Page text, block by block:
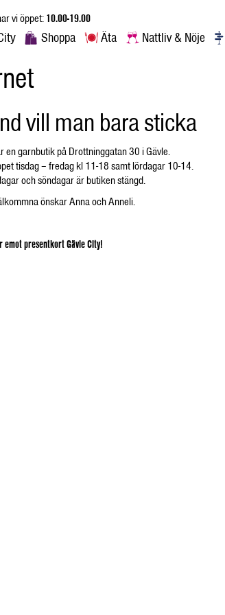
vi öppet:10.00-19.00
Shoppa Äta Nattliv & Nöje
vill man bara sticka
en garnbutik på Drottninggatan 30 i Gävle.
tisdag – fredag kl 11-18 samt lördagar 10-14.
och söndagar är butiken stängd.
önskar Anna och Anneli.
emot presentkort Gävle City!